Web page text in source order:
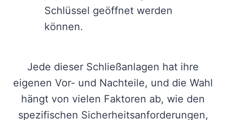
Schlüssel geöffnet werden
können.
Jede dieser Schließanlagen hat ihre
eigenen Vor- und Nachteile, und die Wahl
hängt von vielen Faktoren ab, wie den
spezifischen Sicherheitsanforderungen,